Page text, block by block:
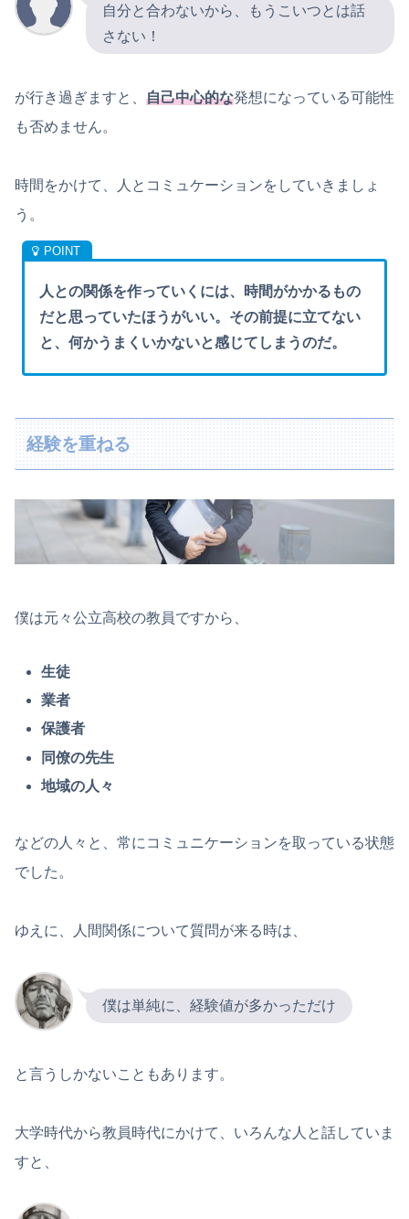
自分と合わないから、もうこいつとは話
さない！
が行き過ぎますと、 自己中心的な発想になっている可能性
も否めません。
時間をかけて、人とコミュケーションをしていきましょ
う。
人との関係を作っていくには、時間がかかるもの
だと思っていたほうがいい。その前提に立てない
と、何かうまくいかないと感じてしまうのだ。
経験を重ねる
僕は元々公立高校の教員ですから、
生徒
業者
保護者
同僚の先生
地域の人々
などの人々と、常にコミュニケーションを取っている状態
でした。
ゆえに、人間関係について質問が来る時は、
僕は単純に、経験値が多かっただけ
と言うしかないこともあります。
大学時代から教員時代にかけて、いろんな人と話していま
すと、